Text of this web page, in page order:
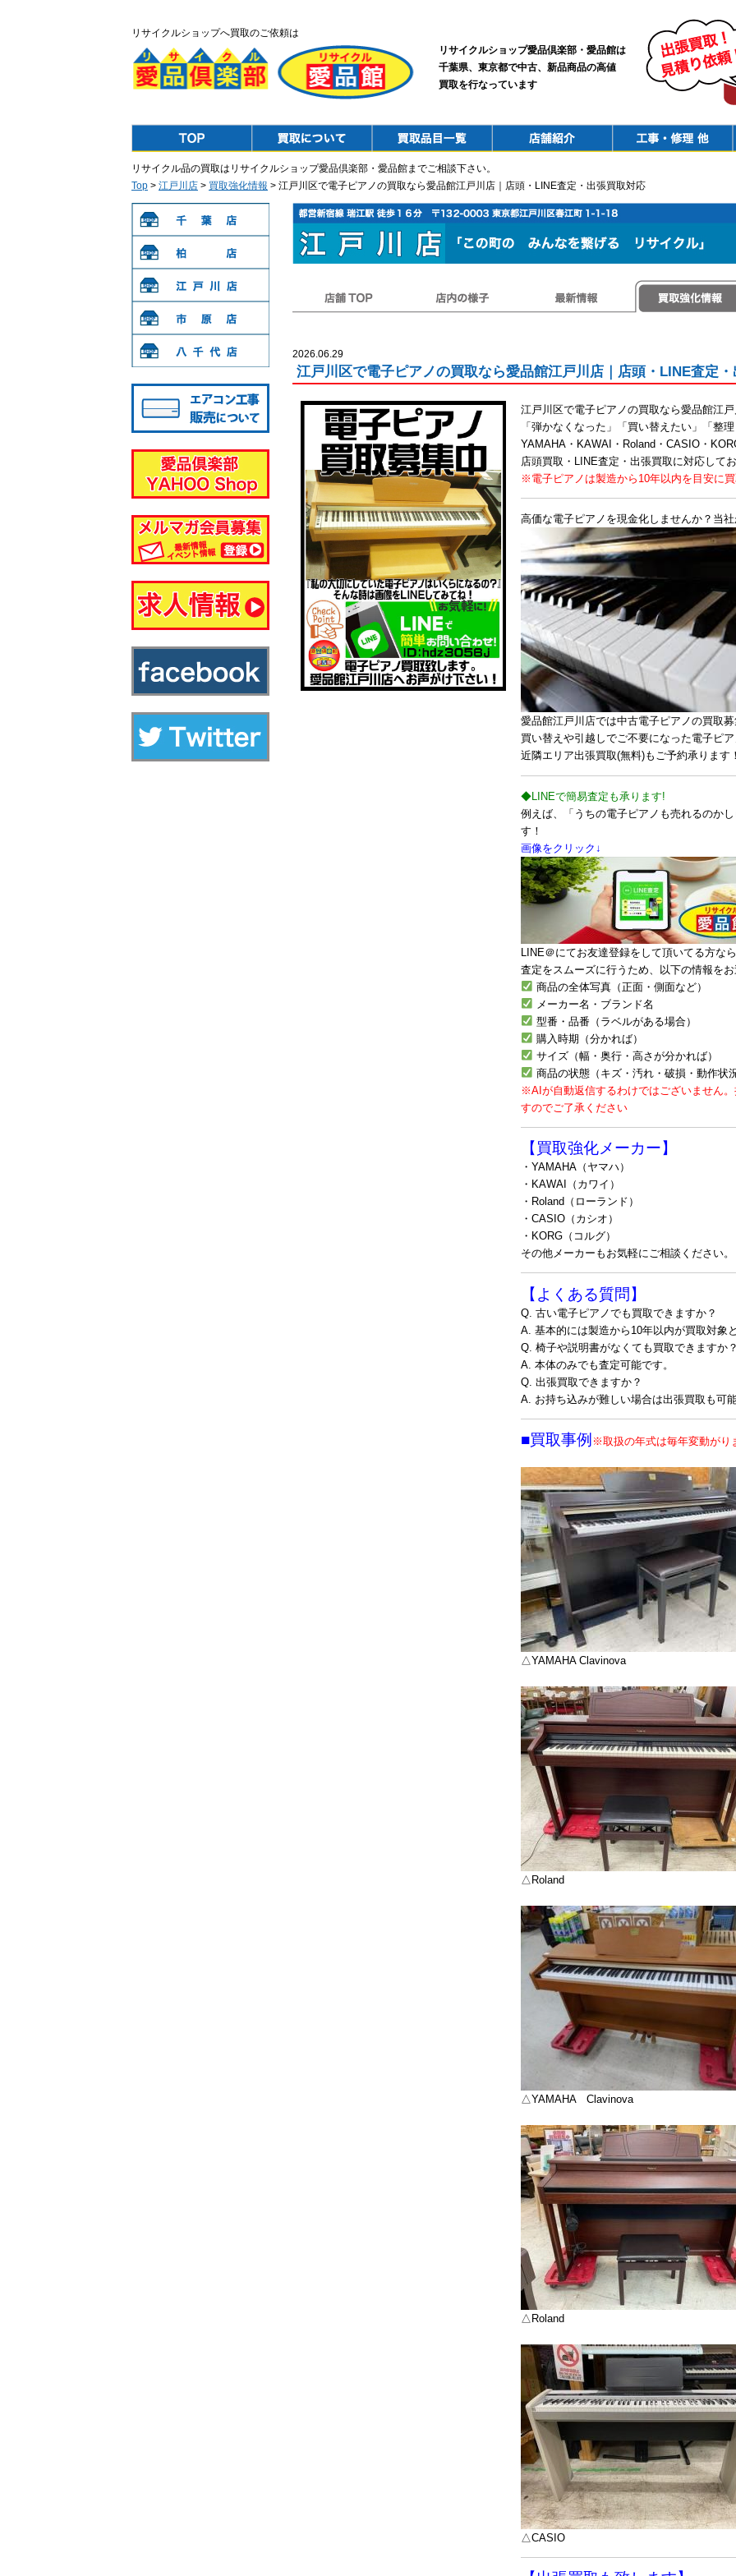
リサイクルショップへ買取のご依頼は
リサイクルショップ愛品倶楽部・愛品館は
千葉県、東京都で中古、新品商品の高値
買取を行なっています
リサイクル品の買取はリサイクルショップ愛品倶楽部・愛品館までご相談下さい。
Top > 江戸川店 > 買取強化情報 > 江戸川区で電子ピアノの買取なら愛品館江戸川店｜店頭・LINE査定・出張買取対応
2026.06.29
江戸川区で電子ピアノの買取なら愛品館江戸川店｜店頭・LINE査定
江戸川区で電子ピアノの買取なら愛品館江
「弾かなくなった」「買い替えたい」「整
YAMAHA・KAWAI・Roland・CASIO・
店頭買取・LINE査定・出張買取に対応して
※電子ピアノは製造から10年以内を目安に買
高価な電子ピアノを現金化しませんか？当社
愛品館江戸川店では中古電子ピアノの買取募
買い替えや引越しでご不要になった電子ピ
近隣エリア出張買取(無料)もご予約承ります！
◆LINEで簡易査定も承ります!
例えば、「うちの電子ピアノも売れるのか
す！
画像をクリック↓
LINE＠にてお友達登録をして頂いてる方な
査定をスムーズに行うため、以下の情報をお
商品の全体写真（正面・側面など）
メーカー名・ブランド名
型番・品番（ラベルがある場合）
購入時期（分かれば）
サイズ（幅・奥行・高さが分かれば）
商品の状態（キズ・汚れ・破損・動作状
※AIが自動返信するわけではございません
すのでご了承ください
【買取強化メーカー】
・YAMAHA（ヤマハ）
・KAWAI（カワイ）
・Roland（ローランド）
・CASIO（カシオ）
・KORG（コルグ）
その他メーカーもお気軽にご相談ください。
【よくある質問】
Q. 古い電子ピアノでも買取できますか？
A. 基本的には製造から10年以内が買取対象
Q. 椅子や説明書がなくても買取できますか？
A. 本体のみでも査定可能です。
Q. 出張買取できますか？
A. お持ち込みが難しい場合は出張買取も可能
■買取事例 ※取扱の年式は毎年変動がり
△YAMAHA Clavinova
△Roland
△YAMAHA Clavinova
△Roland
△CASIO